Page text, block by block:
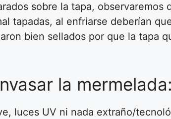
sobre la tapa, observaremos
tapadas, al enfriarse deberían
bien sellados por que la tapa
la mermelada:
luces UV ni nada extraño/